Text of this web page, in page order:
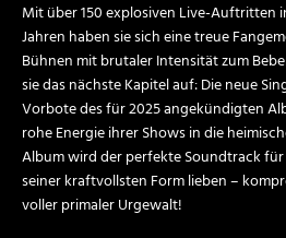
Mit über 150 explosiven Live-Auftritten
Jahren haben sie sich eine treue
Bühnen mit brutaler Intensität zum
sie das nächste Kapitel auf: Die neue
Vorbote des für 2025 angekündigten
rohe Energie ihrer Shows in die
Album wird der perfekte Soundtrack für
seiner kraftvollsten Form lieben –
voller primaler Urgewalt!